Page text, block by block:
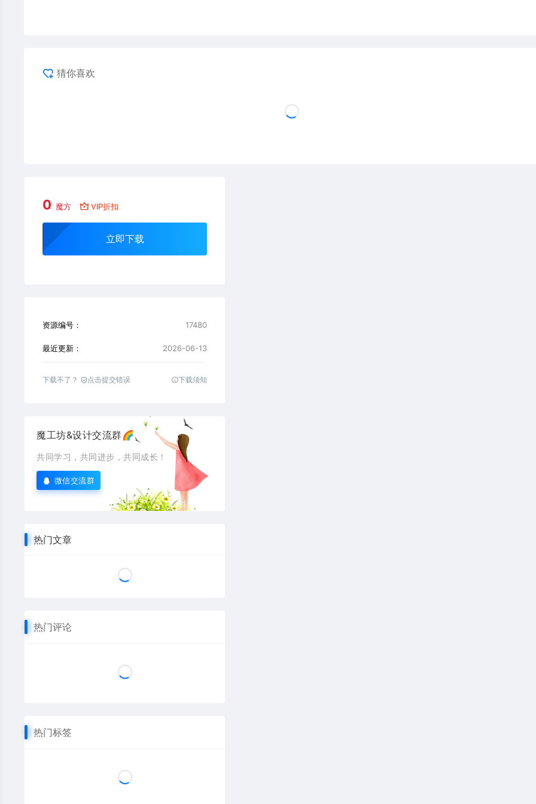
猜你喜欢
0 魔方 VIP折扣
立即下载
资源编号： 17480
最近更新： 2026-06-13
下载不了？ 点击提交错误 下载须知
魔工坊&设计交流群🌈
共同学习，共同进步，共同成长！
微信交流群
热门文章
热门评论
热门标签